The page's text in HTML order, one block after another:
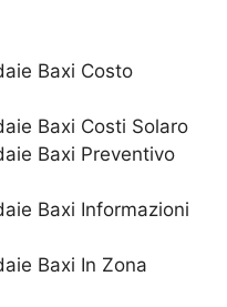
Baxi Costo
Baxi Costi Solaro
Baxi Preventivo
Baxi Informazioni
Baxi In Zona